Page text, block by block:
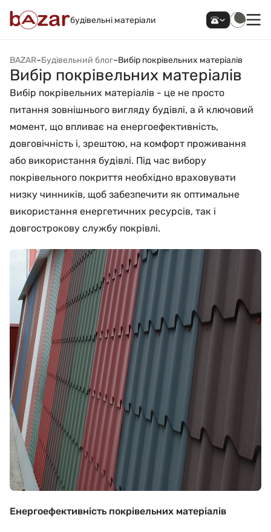
будівельні матеріали
BAZAR–Будівельний блог–Вибір покрівельних матеріалів
Вибір покрівельних матеріалів
Вибір покрівельних матеріалів - це не просто
питання зовнішнього вигляду будівлі, а й ключовий
момент, що впливає на енергоефективність,
довговічність і, зрештою, на комфорт проживання
або використання будівлі. Під час вибору
покрівельного покриття необхідно враховувати
низку чинників, щоб забезпечити як оптимальне
використання енергетичних ресурсів, так і
довгострокову службу покрівлі.
Енергоефективність покрівельних матеріалів